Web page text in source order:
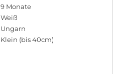
9 Monate
Weiß
Ungarn
Klein (bis 40cm)